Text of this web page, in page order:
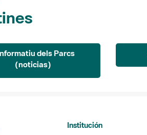
dels Parcs
(noticias)
Institución